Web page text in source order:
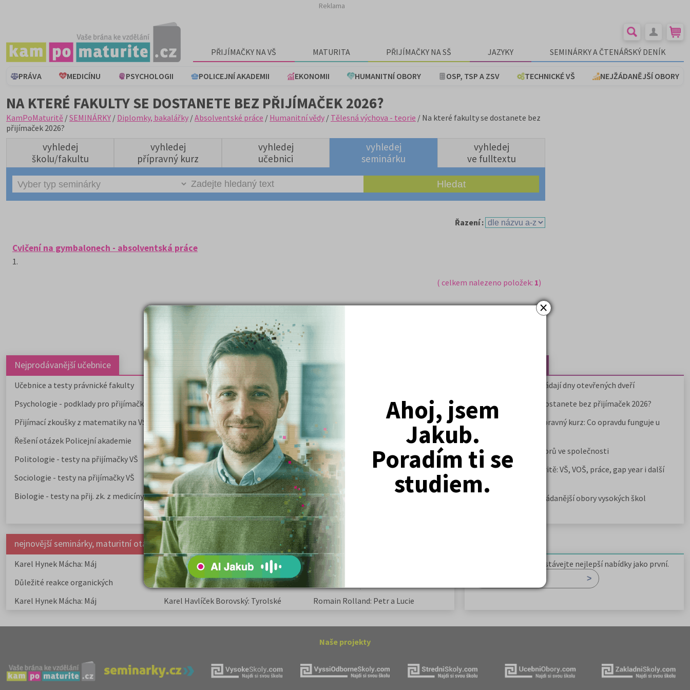
×
Ahoj, jsem
Jakub.
Poradím ti se
studiem.
Reklama
PŘIJÍMAČKY NA VŠ MATURITA PŘIJÍMAČKY NA SŠ JAZYKY SEMINÁRKY A ČTENÁŘSKÝ DENÍK
PRÁVA MEDICÍNU PSYCHOLOGII POLICEJNÍ AKADEMII EKONOMII HUMANITNÍ OBORY OSP, TSP A ZSV TECHNICKÉ VŠ NEJŽÁDANĚJŠÍ OBORY
NA KTERÉ FAKULTY SE DOSTANETE BEZ PŘIJÍMAČEK 2026?
KamPoMaturitě /SEMINÁRKY / Diplomky, bakalářky /Absolventské práce / Humanitní vědy / Tělesná výchova - teorie / Na které fakulty se dostanete bez
přijímaček 2026?
vyhledej
školu/fakultu
vyhledej
přípravný kurz
vyhledej
učebnici
vyhledej
seminárku
vyhledej
ve fulltextu
Řazení :
Cvičení na gymbalonech - absolventská práce
1.
( celkem nalezeno položek: 1)
Nejprodávanější učebnice
Učebnice a testy právnické fakulty
Psychologie - podklady pro přijímačky
Přijímací zkoušky z matematiky na VŠE Praha
Řešení otázek Policejní akademie
Politologie - testy na přijímačky VŠ
Sociologie - testy na přijímačky VŠ
Biologie - testy na přij. zk. z medicíny
Nejžádanější kurzy
Právnické fakulty
Psychologie
Lékařské fakulty, farmacie
Společenské a human. vědy
Ekonomické fakulty
Žurnalistika
Politologie a mezinár. vztahy
Policejní akademie
Kdy vysoké školy pořádají dny otevřených dveří
Na které fakulty se dostanete bez přijímaček 2026?
Samostudium vs. přípravný kurz: Co opravdu funguje u
Prestiž a vnímání oborů ve společnosti
Rozcestník po maturitě: VŠ, VOŠ, práce, gap year i další
možnosti
Jak se dostat na nejžádanější obory vysokých škol
nejnovější seminárky, maturitní otázky a čtenářsky deník
Karel Hynek Mácha: Máj
Karel Havlíček Borovský: Tyrolské
elegie
Kritika hry M. L. King v Salesiánském
divadle
Důležité reakce organických
sloučenin a jejich význam
Zákonitosti v elektronové struktuře
Základní charakteristiky obyvatelstva
a geografie sídel
Karel Hynek Mácha: Máj
Karel Havlíček Borovský: Tyrolské
Romain Rolland: Petr a Lucie
Zaregistrujte se a dostávejte nejlepší nabídky jako první.
Naše projekty